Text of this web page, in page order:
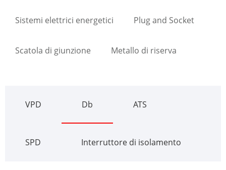
Sistemi elettrici energetici Plug and Socket
Scatola di giunzione Metallo di riserva
VPD Db ATS
SPD Interruttore di isolamento